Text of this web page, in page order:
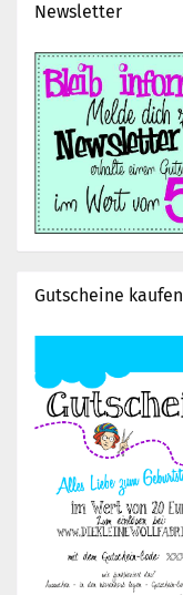
Newsletter
Gutscheine kaufen